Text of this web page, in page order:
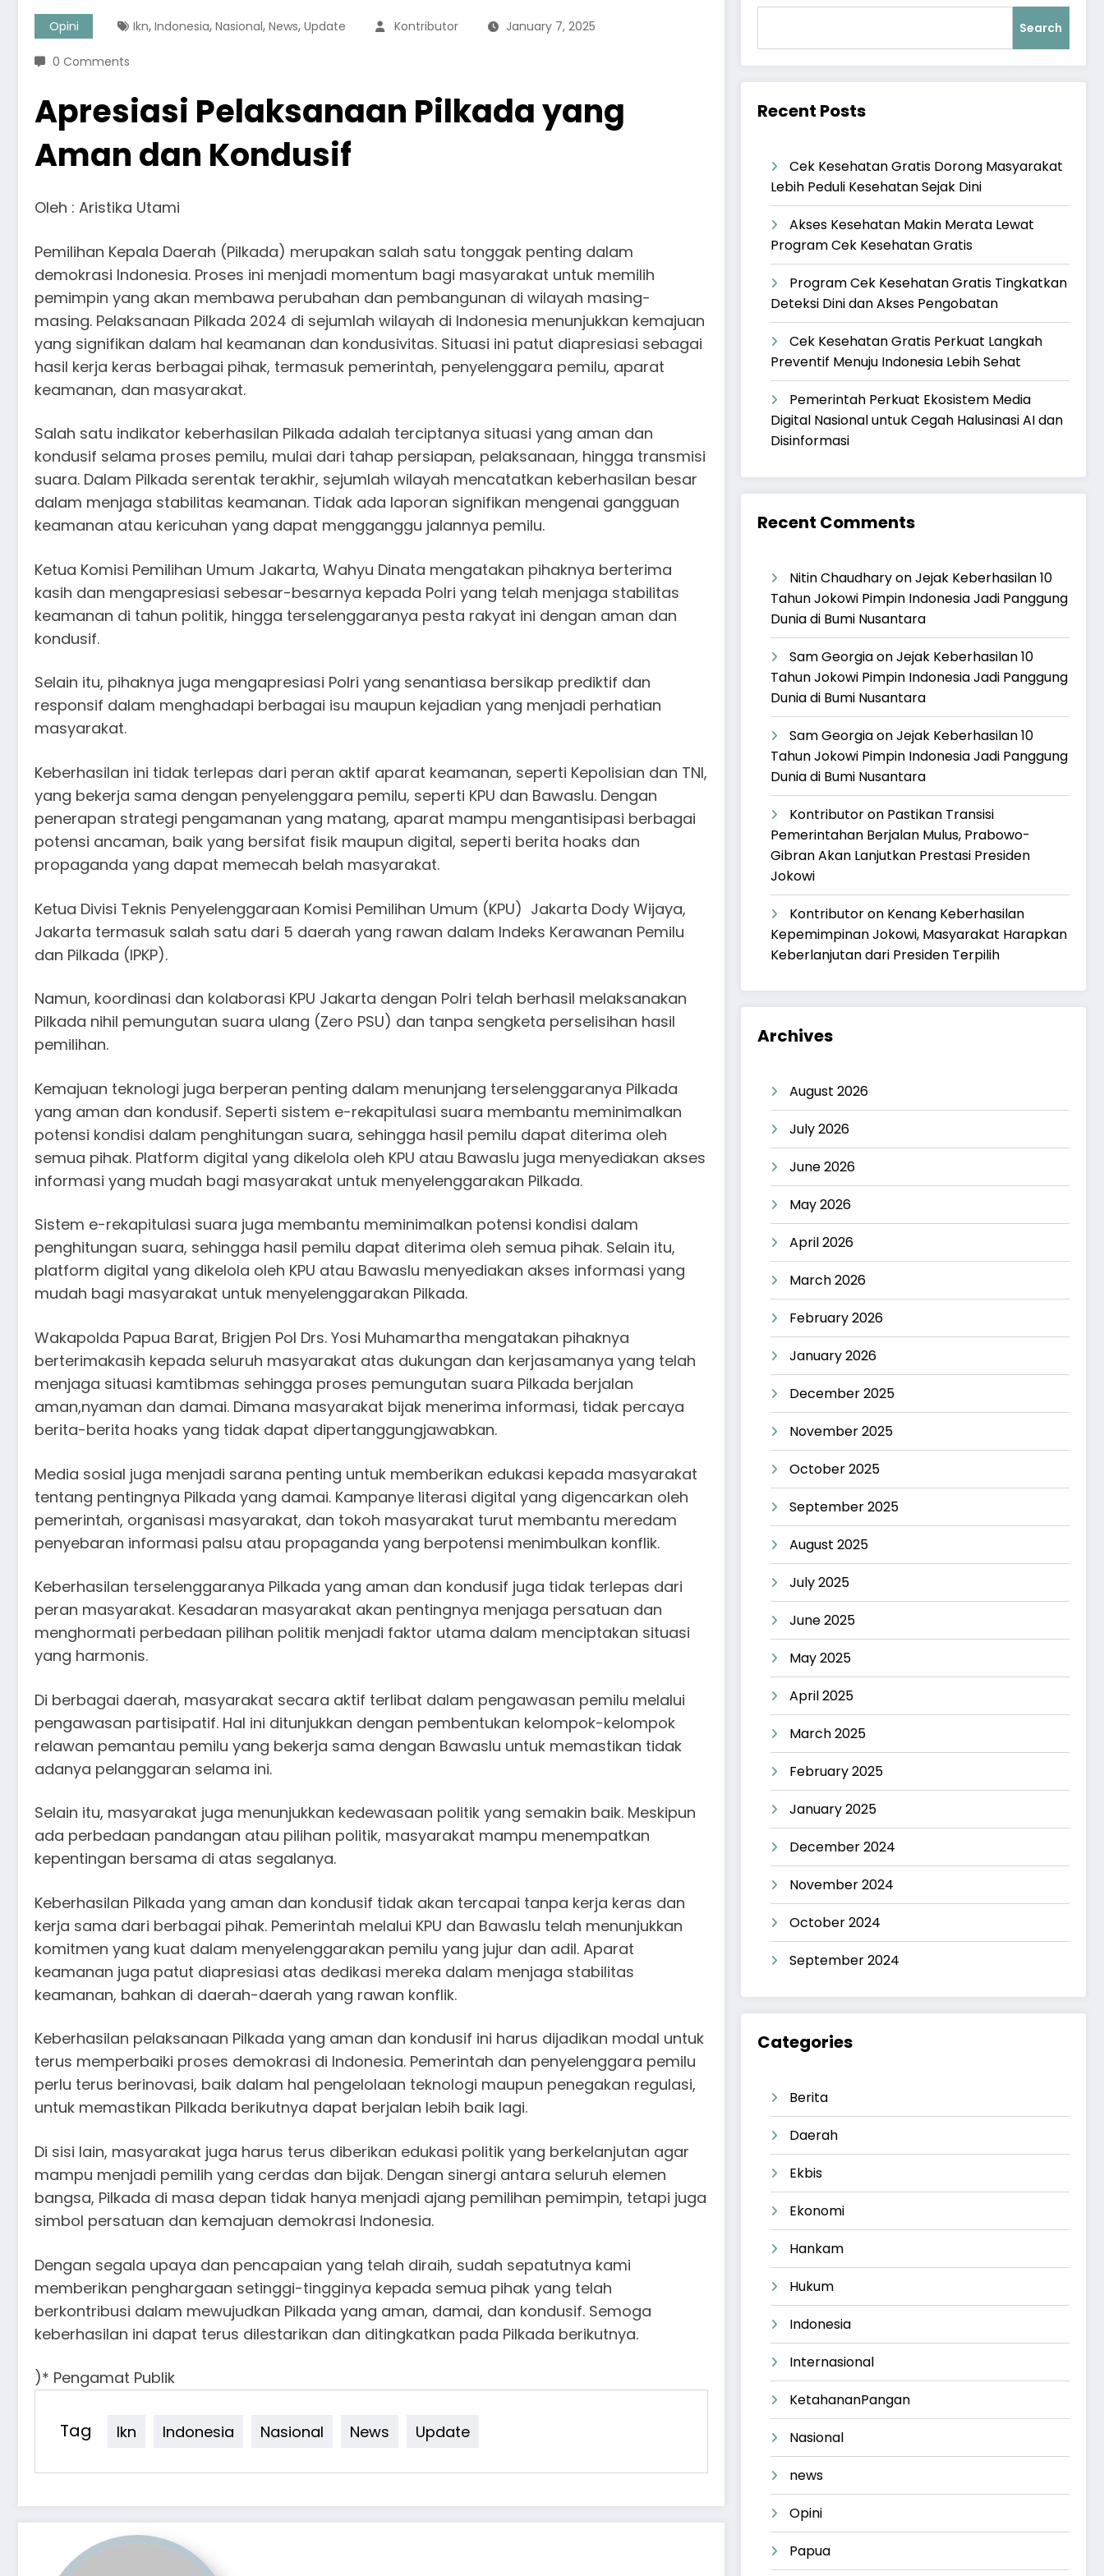
Opini Ikn, Indonesia, Nasional, News, Update Kontributor January 7, 2025
0 Comments
Apresiasi Pelaksanaan Pilkada yang
Aman dan Kondusif
Oleh : Aristika Utami
Pemilihan Kepala Daerah (Pilkada) merupakan salah satu tonggak penting dalam
demokrasi Indonesia. Proses ini menjadi momentum bagi masyarakat untuk memilih
pemimpin yang akan membawa perubahan dan pembangunan di wilayah masing-
masing. Pelaksanaan Pilkada 2024 di sejumlah wilayah di Indonesia menunjukkan kemajuan
yang signifikan dalam hal keamanan dan kondusivitas. Situasi ini patut diapresiasi sebagai
hasil kerja keras berbagai pihak, termasuk pemerintah, penyelenggara pemilu, aparat
keamanan, dan masyarakat.
Salah satu indikator keberhasilan Pilkada adalah terciptanya situasi yang aman dan
kondusif selama proses pemilu, mulai dari tahap persiapan, pelaksanaan, hingga transmisi
suara. Dalam Pilkada serentak terakhir, sejumlah wilayah mencatatkan keberhasilan besar
dalam menjaga stabilitas keamanan. Tidak ada laporan signifikan mengenai gangguan
keamanan atau kericuhan yang dapat mengganggu jalannya pemilu.
Ketua Komisi Pemilihan Umum Jakarta, Wahyu Dinata mengatakan pihaknya berterima
kasih dan mengapresiasi sebesar-besarnya kepada Polri yang telah menjaga stabilitas
keamanan di tahun politik, hingga terselenggaranya pesta rakyat ini dengan aman dan
kondusif.
Selain itu, pihaknya juga mengapresiasi Polri yang senantiasa bersikap prediktif dan
responsif dalam menghadapi berbagai isu maupun kejadian yang menjadi perhatian
masyarakat.
Keberhasilan ini tidak terlepas dari peran aktif aparat keamanan, seperti Kepolisian dan TNI,
yang bekerja sama dengan penyelenggara pemilu, seperti KPU dan Bawaslu. Dengan
penerapan strategi pengamanan yang matang, aparat mampu mengantisipasi berbagai
potensi ancaman, baik yang bersifat fisik maupun digital, seperti berita hoaks dan
propaganda yang dapat memecah belah masyarakat.
Ketua Divisi Teknis Penyelenggaraan Komisi Pemilihan Umum (KPU) Jakarta Dody Wijaya,
Jakarta termasuk salah satu dari 5 daerah yang rawan dalam Indeks Kerawanan Pemilu
dan Pilkada (IPKP).
Namun, koordinasi dan kolaborasi KPU Jakarta dengan Polri telah berhasil melaksanakan
Pilkada nihil pemungutan suara ulang (Zero PSU) dan tanpa sengketa perselisihan hasil
pemilihan.
Kemajuan teknologi juga berperan penting dalam menunjang terselenggaranya Pilkada
yang aman dan kondusif. Seperti sistem e-rekapitulasi suara membantu meminimalkan
potensi kondisi dalam penghitungan suara, sehingga hasil pemilu dapat diterima oleh
semua pihak. Platform digital yang dikelola oleh KPU atau Bawaslu juga menyediakan akses
informasi yang mudah bagi masyarakat untuk menyelenggarakan Pilkada.
Sistem e-rekapitulasi suara juga membantu meminimalkan potensi kondisi dalam
penghitungan suara, sehingga hasil pemilu dapat diterima oleh semua pihak. Selain itu,
platform digital yang dikelola oleh KPU atau Bawaslu menyediakan akses informasi yang
mudah bagi masyarakat untuk menyelenggarakan Pilkada.
Wakapolda Papua Barat, Brigjen Pol Drs. Yosi Muhamartha mengatakan pihaknya
berterimakasih kepada seluruh masyarakat atas dukungan dan kerjasamanya yang telah
menjaga situasi kamtibmas sehingga proses pemungutan suara Pilkada berjalan
aman,nyaman dan damai. Dimana masyarakat bijak menerima informasi, tidak percaya
berita-berita hoaks yang tidak dapat dipertanggungjawabkan.
Media sosial juga menjadi sarana penting untuk memberikan edukasi kepada masyarakat
tentang pentingnya Pilkada yang damai. Kampanye literasi digital yang digencarkan oleh
pemerintah, organisasi masyarakat, dan tokoh masyarakat turut membantu meredam
penyebaran informasi palsu atau propaganda yang berpotensi menimbulkan konflik.
Keberhasilan terselenggaranya Pilkada yang aman dan kondusif juga tidak terlepas dari
peran masyarakat. Kesadaran masyarakat akan pentingnya menjaga persatuan dan
menghormati perbedaan pilihan politik menjadi faktor utama dalam menciptakan situasi
yang harmonis.
Di berbagai daerah, masyarakat secara aktif terlibat dalam pengawasan pemilu melalui
pengawasan partisipatif. Hal ini ditunjukkan dengan pembentukan kelompok-kelompok
relawan pemantau pemilu yang bekerja sama dengan Bawaslu untuk memastikan tidak
adanya pelanggaran selama ini.
Selain itu, masyarakat juga menunjukkan kedewasaan politik yang semakin baik. Meskipun
ada perbedaan pandangan atau pilihan politik, masyarakat mampu menempatkan
kepentingan bersama di atas segalanya.
Keberhasilan Pilkada yang aman dan kondusif tidak akan tercapai tanpa kerja keras dan
kerja sama dari berbagai pihak. Pemerintah melalui KPU dan Bawaslu telah menunjukkan
komitmen yang kuat dalam menyelenggarakan pemilu yang jujur ​​dan adil. Aparat
keamanan juga patut diapresiasi atas dedikasi mereka dalam menjaga stabilitas
keamanan, bahkan di daerah-daerah yang rawan konflik.
Keberhasilan pelaksanaan Pilkada yang aman dan kondusif ini harus dijadikan modal untuk
terus memperbaiki proses demokrasi di Indonesia. Pemerintah dan penyelenggara pemilu
perlu terus berinovasi, baik dalam hal pengelolaan teknologi maupun penegakan regulasi,
untuk memastikan Pilkada berikutnya dapat berjalan lebih baik lagi.
Di sisi lain, masyarakat juga harus terus diberikan edukasi politik yang berkelanjutan agar
mampu menjadi pemilih yang cerdas dan bijak. Dengan sinergi antara seluruh elemen
bangsa, Pilkada di masa depan tidak hanya menjadi ajang pemilihan pemimpin, tetapi juga
simbol persatuan dan kemajuan demokrasi Indonesia.
Dengan segala upaya dan pencapaian yang telah diraih, sudah sepatutnya kami
memberikan penghargaan setinggi-tingginya kepada semua pihak yang telah
berkontribusi dalam mewujudkan Pilkada yang aman, damai, dan kondusif. Semoga
keberhasilan ini dapat terus dilestarikan dan ditingkatkan pada Pilkada berikutnya.
)* Pengamat Publik
Tag Ikn Indonesia Nasional News Update
Search
Recent Posts
Cek Kesehatan Gratis Dorong Masyarakat
Lebih Peduli Kesehatan Sejak Dini
Akses Kesehatan Makin Merata Lewat
Program Cek Kesehatan Gratis
Program Cek Kesehatan Gratis Tingkatkan
Deteksi Dini dan Akses Pengobatan
Cek Kesehatan Gratis Perkuat Langkah
Preventif Menuju Indonesia Lebih Sehat
Pemerintah Perkuat Ekosistem Media
Digital Nasional untuk Cegah Halusinasi AI dan
Disinformasi
Recent Comments
Nitin ChaudharyonJejak Keberhasilan 10
Tahun Jokowi Pimpin Indonesia Jadi Panggung
Dunia di Bumi Nusantara
Sam GeorgiaonJejak Keberhasilan 10
Tahun Jokowi Pimpin Indonesia Jadi Panggung
Dunia di Bumi Nusantara
Sam GeorgiaonJejak Keberhasilan 10
Tahun Jokowi Pimpin Indonesia Jadi Panggung
Dunia di Bumi Nusantara
Kontributoron Pastikan Transisi
Pemerintahan Berjalan Mulus, Prabowo-
Gibran Akan Lanjutkan Prestasi Presiden
Jokowi
Kontributoron Kenang Keberhasilan
Kepemimpinan Jokowi, Masyarakat Harapkan
Keberlanjutan dari Presiden Terpilih
Archives
August 2026
July 2026
June 2026
May 2026
April 2026
March 2026
February 2026
January 2026
December 2025
November 2025
October 2025
September 2025
August 2025
July 2025
June 2025
May 2025
April 2025
March 2025
February 2025
January 2025
December 2024
November 2024
October 2024
September 2024
Categories
Berita
Daerah
Ekbis
Ekonomi
Hankam
Hukum
Indonesia
Internasional
KetahananPangan
Nasional
news
Opini
Papua